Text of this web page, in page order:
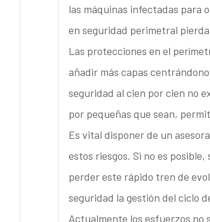
las máquinas infectadas para
en seguridad perimetral
Las protecciones en el
añadir más capas
seguridad al cien por cien no
por pequeñas que sean,
Es vital disponer de un
estos riesgos. Si no es
perder este rápido tren de
seguridad la gestión del ciclo
Actualmente los esfuerzos no